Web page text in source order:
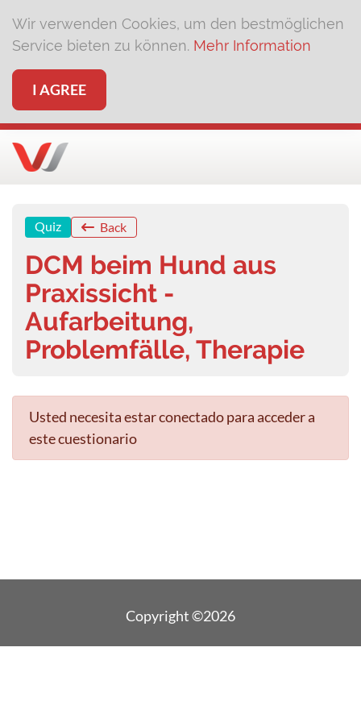
Wir verwenden Cookies, um den bestmöglichen
Service bieten zu können. Mehr Information
I AGREE
Quiz Back
DCM beim Hund aus
Praxissicht -
Aufarbeitung,
Problemfälle, Therapie
Usted necesita estar conectado para acceder a
este cuestionario
Copyright ©2026